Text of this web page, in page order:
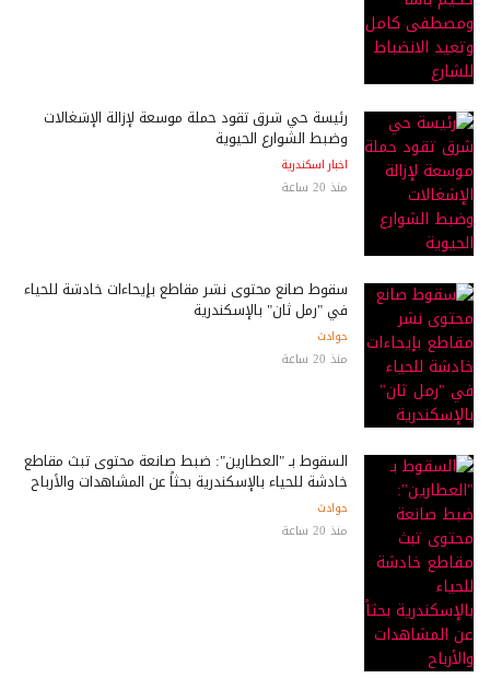
رئيسة حي شرق تقود حملة موسعة لإزالة الإشغالات
وضبط الشوارع الحيوية
اخبار اسكندرية
منذ 20 ساعة
سقوط صانع محتوى نشر مقاطع بإيحاءات خادشة للحياء
في "رمل ثان" بالإسكندرية
حوادث
منذ 20 ساعة
السقوط بـ "العطارين": ضبط صانعة محتوى تبث مقاطع
خادشة للحياء بالإسكندرية بحثاً عن المشاهدات والأرباح
حوادث
منذ 20 ساعة